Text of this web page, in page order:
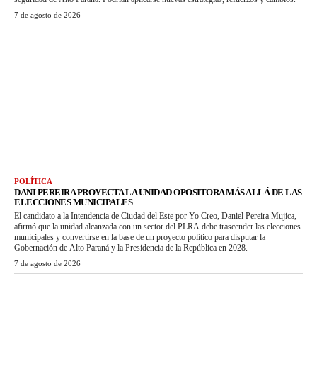
7 de agosto de 2026
POLÍTICA
DANI PEREIRA PROYECTA LA UNIDAD OPOSITORA MÁS ALLÁ DE LAS
ELECCIONES MUNICIPALES
El candidato a la Intendencia de Ciudad del Este por Yo Creo, Daniel Pereira Mujica,
afirmó que la unidad alcanzada con un sector del PLRA debe trascender las elecciones
municipales y convertirse en la base de un proyecto político para disputar la
Gobernación de Alto Paraná y la Presidencia de la República en 2028.
7 de agosto de 2026